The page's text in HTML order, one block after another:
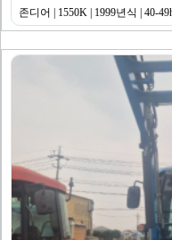
존디어 | 1550K | 1999년식 | 40-